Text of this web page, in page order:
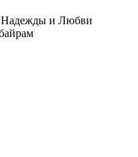
Надежды и Любви